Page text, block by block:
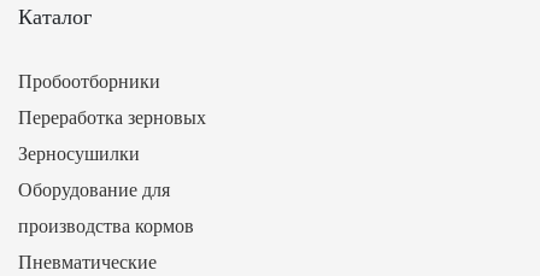
Каталог
Пробоотборники
Переработка зерновых
Зерносушилки
Оборудование для
производства кормов
Пневматические